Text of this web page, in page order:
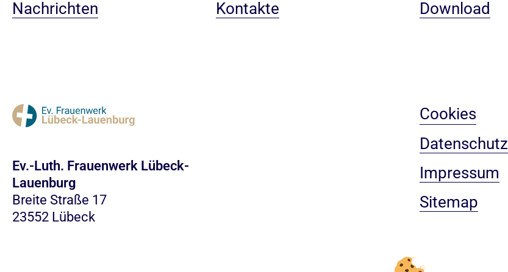
Nachrichten
Kontakte
Download
Ev.-Luth. Frauenwerk Lübeck-
Lauenburg
Breite Straße 17
23552 Lübeck
Cookies
Datenschutz
Impressum
Sitemap